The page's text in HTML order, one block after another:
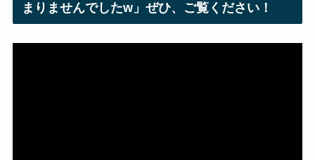
まりませんでしたw」ぜひ、ご覧ください！